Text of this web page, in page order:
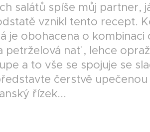
salátů spíše můj partner,
vznikl tento recept.
je obohacena o kombinaci
petrželová nať , lehce
a to vše se spojuje se
čerstvě upečenou
řízek...